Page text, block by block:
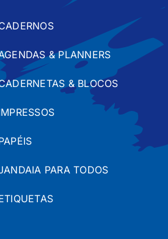
& PLANNERS
& BLOCOS
PARA TODOS